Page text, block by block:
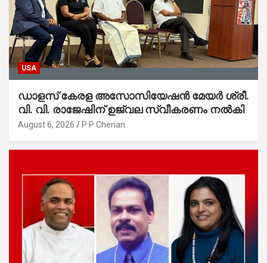
USA
ഡാളസ് കേരള അസോസിയേഷൻ മേയർ ശ്രീ.
വി. വി. രാജേഷിന് ഉജ്വല സ്വീകരണം നൽകി
August 6, 2026 P P Cherian